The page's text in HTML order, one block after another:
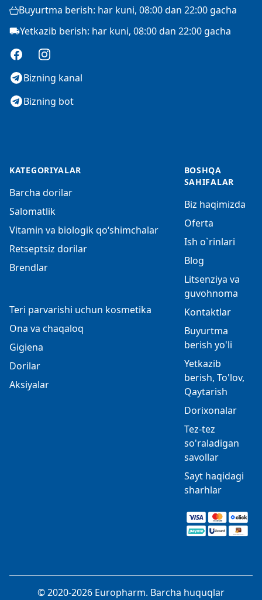
Buyurtma berish: har kuni, 08:00 dan 22:00 gacha
Yetkazib berish: har kuni, 08:00 dan 22:00 gacha
FacebookInstagram
Bizning kanal
Bizning bot
KATEGORIYALAR
Barcha dorilar
Salomatlik
Vitamin va biologik qo‘shimchalar
Retseptsiz dorilar
Brendlar
Teri parvarishi uchun kosmetika
Ona va chaqaloq
Gigiena
Dorilar
Aksiyalar
BOSHQA
SAHIFALAR
Biz haqimizda
Oferta
Ish o`rinlari
Blog
Litsenziya va
guvohnoma
Kontaktlar
Buyurtma
berish yo'li
Yetkazib
berish, To'lov,
Qaytarish
Dorixonalar
Tez-tez
so'raladigan
savollar
Sayt haqidagi
sharhlar
© 2020-2026 Europharm. Barcha huquqlar